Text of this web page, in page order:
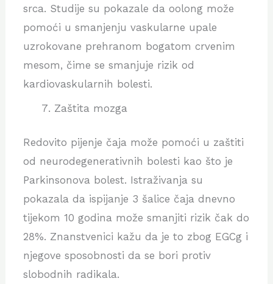
srca. Studije su pokazale da oolong može
pomoći u smanjenju vaskularne upale
uzrokovane prehranom bogatom crvenim
mesom, čime se smanjuje rizik od
kardiovaskularnih bolesti.
Zaštita mozga
Redovito pijenje čaja može pomoći u zaštiti
od neurodegenerativnih bolesti kao što je
Parkinsonova bolest. Istraživanja su
pokazala da ispijanje 3 šalice čaja dnevno
tijekom 10 godina može smanjiti rizik čak do
28%. Znanstvenici kažu da je to zbog EGCg i
njegove sposobnosti da se bori protiv
slobodnih radikala.